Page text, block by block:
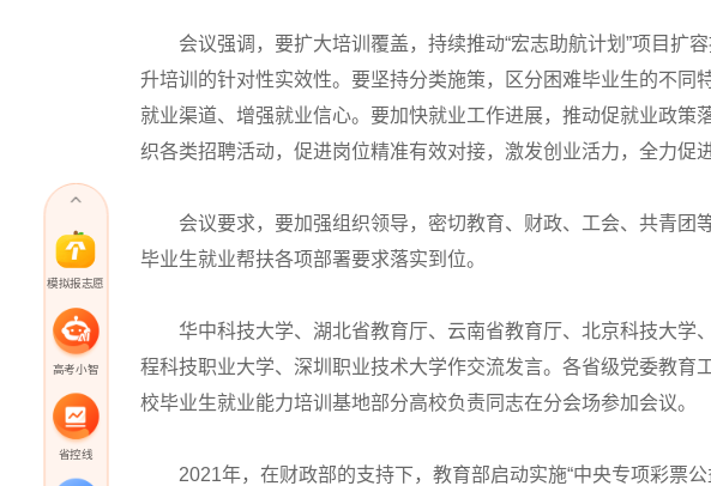
会议强调，要扩大培训覆盖，持续推动“宏志助航计划”项目扩
升培训的针对性实效性。要坚持分类施策，区分困难毕业生的不同
就业渠道、增强就业信心。要加快就业工作进展，推动促就业政策
织各类招聘活动，促进岗位精准有效对接，激发创业活力，全力促
会议要求，要加强组织领导，密切教育、财政、工会、共青团
毕业生就业帮扶各项部署要求落实到位。
华中科技大学、湖北省教育厅、云南省教育厅、北京科技大学
程科技职业大学、深圳职业技术大学作交流发言。各省级党委教育
校毕业生就业能力培训基地部分高校负责同志在分会场参加会议。
2021年，在财政部的支持下，教育部启动实施“中央专项彩票公
模拟报志愿
高考小智
省控线